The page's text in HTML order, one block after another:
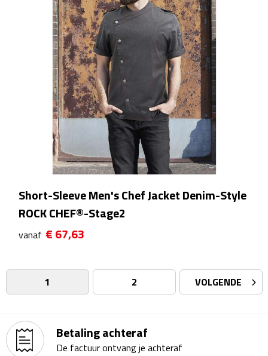
Wet wipes
Kleding & Caps
Badtextiel & Douche
Badjassen
Badmatten
Handdoeken
Pantoffels & slippers
Bodywarmers
Sweaters
Short-Sleeve Men's Chef Jacket Denim-Style
ROCK CHEF®-Stage2
vanaf € 67,63
1 2 VOLGENDE
Betaling achteraf
De factuur ontvang je achteraf